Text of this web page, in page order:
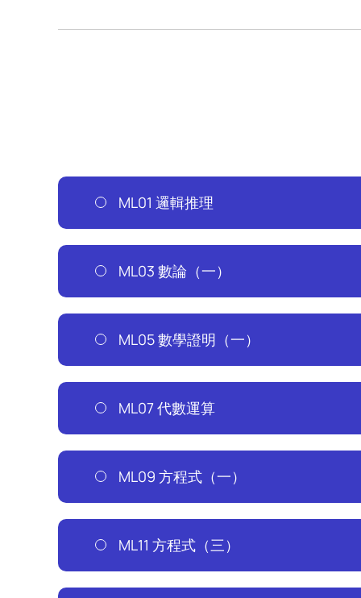
ML01 邏輯推理
ML03 數論（一）
ML05 數學證明（一）
ML07 代數運算
ML09 方程式（一）
ML11 方程式（三）